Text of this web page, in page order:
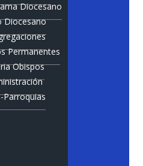
Diocesano
Diocesano
Permanentes
Obispos
Parroquias